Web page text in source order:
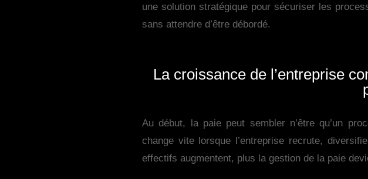
une solution stratégique pour sécuriser les
sans attendre d’être débordé.
La croissance de l’entreprise
Au début, la paie peut sembler n’être qu’un
change vite lorsque l’entreprise recrute,
effectifs augmentent, plus la gestion de la paie